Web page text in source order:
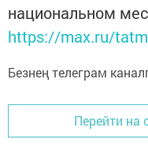
национальном
https://max.ru/
Безнең телеграм
Перейти на